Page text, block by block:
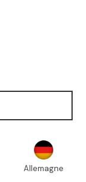
Allemagne